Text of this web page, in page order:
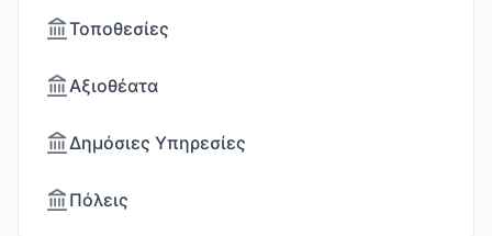
Τοποθεσίες
Αξιοθέατα
Δημόσιες Υπηρεσίες
Πόλεις